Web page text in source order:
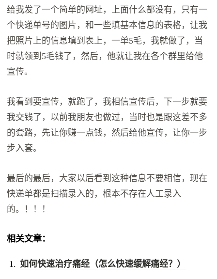
给我发了一个简单的网址，上面什么都没有，只有一
个快递单号的图片，和一些填基本信息的表格，让我
把照片上的信息填到表上，一单5毛，我就做了，当
时就领到5毛钱了，然后，他就让我在各个群里给他
宣传。
我看到要宣传，就跑了，我相信宣传后，下一步就要
我交钱了，以前我朋友也做过，当时也是跟这差不多
的套路，先让你赚一点钱，然后给他宣传，让你一步
步入套。
最后的最后，大家以后看到这种信息不要相信，现在
快递单都是扫描录入的，根本不存在人工录入
的。！！！
相关文章：
如何快速治疗痛经（怎么快速缓解痛经？）